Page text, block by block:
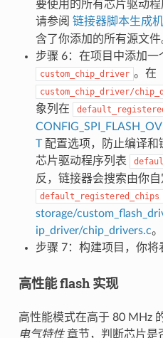
要使用的所有芯片驱动
请参阅 链接器脚本生成
含了你添加的所有源文件
步骤 6：在项目中添加一
custom_chip_driver 。在
custom_chip_driver/
象列在
T配置选项，防止编译和
芯片驱动程序列表
反，链接器会搜索由你
default_registered_chips
storage/
ip_driver/chip_drivers.c。
步骤 7：构建项目，你将
高性能 flash 实现
高性能模式在高于 80 MHz
电气特性章节，判断芯片是